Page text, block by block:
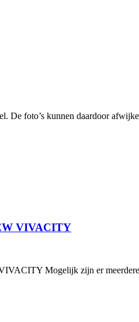
De foto’s kunnen daardoor
VIVACITY
Mogelijk zijn er meerdere